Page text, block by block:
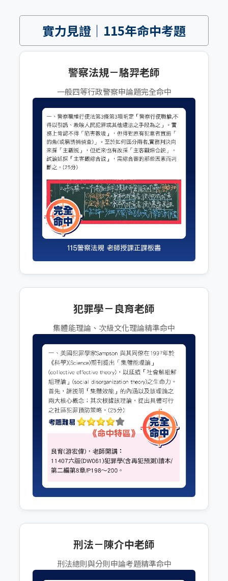
實力見證｜115年命中考題
警察法規－駱羿老師
一般四等行政警察申論題完全命中
犯罪學－良育老師
集體能理論、次級文化理論精準命中
刑法－陳介中老師
刑法總則與分則申論考題精準命中